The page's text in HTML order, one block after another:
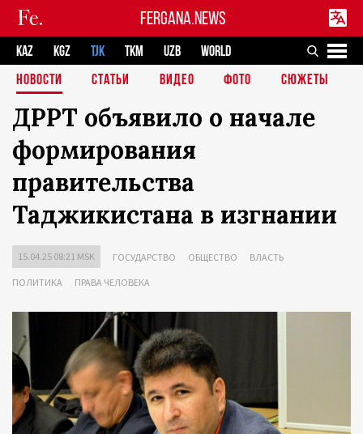
FERGANA.NEWS
KAZ KGZ TJK TKM UZB
WORLD
НОВОСТИ
СТАТЬИ ВИДЕО ФОТО СЮЖЕТЫ
ДРРТ объявило о начале
формирования
правительства
Таджикистана в изгнании
15.04.25 08:21 MSK ГОСУДАРСТВО ОБЩЕСТВО ВЛАСТЬ
ПОЛИТИКА ПРАВА ЧЕЛОВЕКА